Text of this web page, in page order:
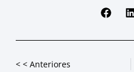
< < Anteriores